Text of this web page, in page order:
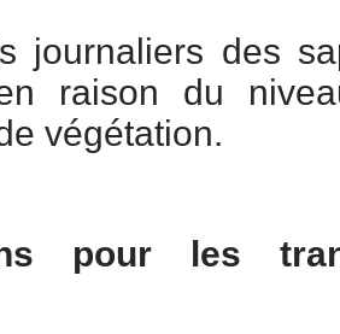
journaliers des
raison du
végétation.
pour les